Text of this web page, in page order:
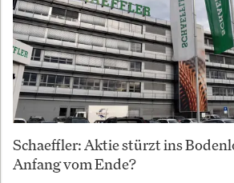
Schaeffler: Aktie stürzt ins
Anfang vom Ende?